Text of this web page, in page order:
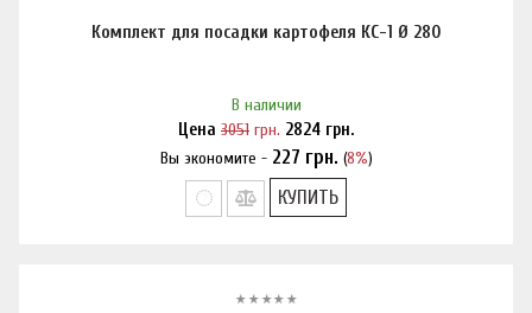
Комплект для посадки картофеля КС-1 Ø 280
В наличии
Цена 3051 грн. 2824 грн.
Вы экономите - 227 грн. (8%)
Нашли дешевле?
КУПИТЬ